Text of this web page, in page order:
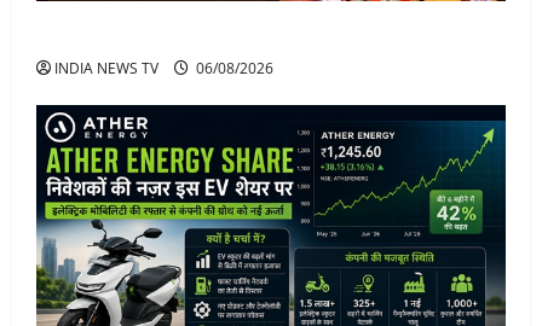
INDIA NEWS TV 06/08/2026